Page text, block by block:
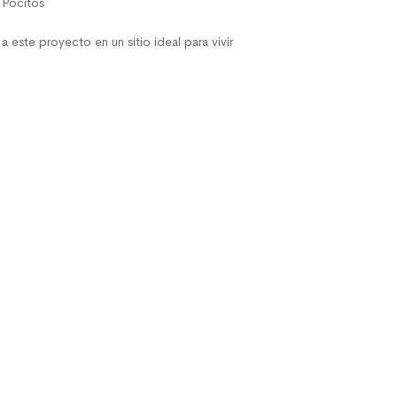
este proyecto en un sitio ideal para vivir